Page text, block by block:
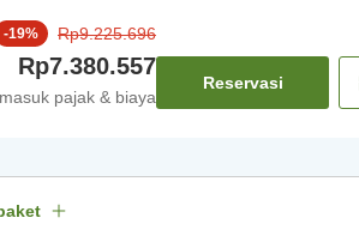
-19% Rp9.225.696
Rp7.380.557
pajak & biaya
Reservasi